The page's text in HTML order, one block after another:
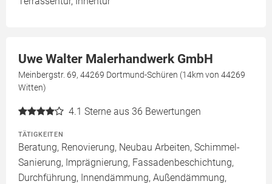
Uwe Walter Malerhandwerk GmbH
Meinbergstr. 69, 44269 Dortmund-Schüren (14km von 44269
Witten)
4.1 Sterne aus 36 Bewertungen
TÄTIGKEITEN
Beratung, Renovierung, Neubau Arbeiten, Schimmel-
Sanierung, Imprägnierung, Fassadenbeschichtung,
Durchführung, Innendämmung, Außendämmung,